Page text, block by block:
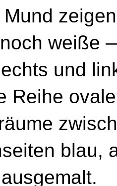
und
Reihe
blau,